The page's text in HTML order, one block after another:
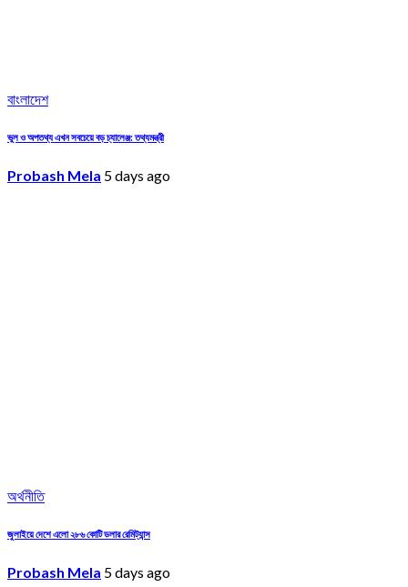
বাংলাদেশ
ভুল ও অপতথ্য এখন সবচেয়ে বড় চ্যালেঞ্জ: তথ্যমন্ত্রী
Probash Mela 5 days ago
অর্থনীতি
জুলাইয়ে দেশে এলো ২৮৬ কোটি ডলার রেমিট্যান্স
Probash Mela 5 days ago